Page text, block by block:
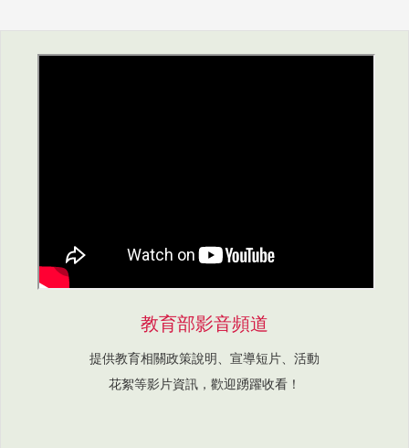
教育部影音頻道
提供教育相關政策說明、宣導短片、活動
花絮等影片資訊，歡迎踴躍收看！